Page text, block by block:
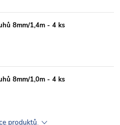
8mm/1,4m - 4 ks
8mm/1,0m - 4 ks
produktů